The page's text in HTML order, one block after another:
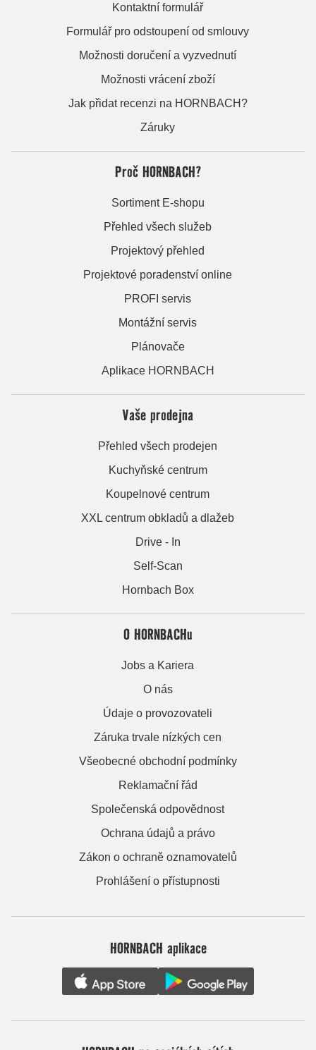
Kontaktní formulář
Formulář pro odstoupení od smlouvy
Možnosti doručení a vyzvednutí
Možnosti vrácení zboží
Jak přidat recenzi na HORNBACH?
Záruky
Proč HORNBACH?
Sortiment E-shopu
Přehled všech služeb
Projektový přehled
Projektové poradenství online
PROFI servis
Montážní servis
Plánovače
Aplikace HORNBACH
Vaše prodejna
Přehled všech prodejen
Kuchyňské centrum
Koupelnové centrum
XXL centrum obkladů a dlažeb
Drive - In
Self-Scan
Hornbach Box
O HORNBACHu
Jobs a Kariera
O nás
Údaje o provozovateli
Záruka trvale nízkých cen
Všeobecné obchodní podmínky
Reklamační řád
Společenská odpovědnost
Ochrana údajů a právo
Zákon o ochraně oznamovatelů
Prohlášení o přístupnosti
HORNBACH aplikace